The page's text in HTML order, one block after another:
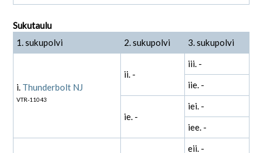
Sukutaulu
1. sukupolvi
2. sukupolvi 3. sukupolvi
i. Thunderbolt NJ
VTR-11043
ii. -
iii. -
iie. -
ie. -
iei. -
iee. -
eii. -